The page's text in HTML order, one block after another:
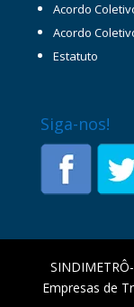
Acordo
Acordo
Estatuto
Siga-nos!
Empresas de